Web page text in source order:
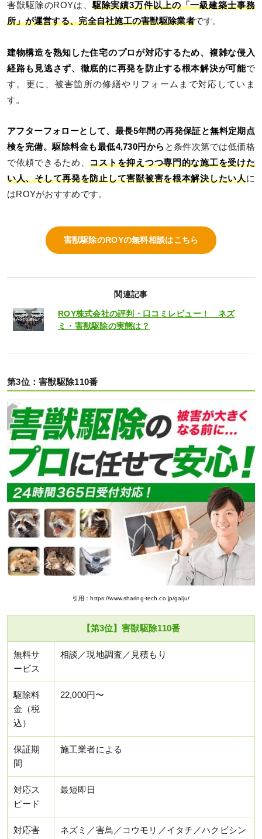
害獣駆除のROYは、駆除実績3万件以上の「一級建築士事務
所」が運営する、完全自社施工の害獣駆除業者です。
建物構造を熟知した住宅のプロが対応するため、複雑な侵入
経路も見逃さず、徹底的に再発を防止する根本解決が可能で
す。更に、被害箇所の修繕やリフォームまで対応していま
す。
アフターフォローとして、最長5年間の再発保証と無料定期点
検を完備。駆除料金も最低4,730円から と条件次第では低価格
で依頼できるため、コストを抑えつつ専門的な施工を受けた
い人、そして再発を防止して害獣被害を根本解決したい人に
はROYがおすすめです。
害獣駆除のROYの無料相談はこちら
関連記事
ROY株式会社の評判・口コミレビュー！ ネズ
ミ・害獣駆除の実態は？
第3位：害獣駆除110番
引用：https://www.sharing-tech.co.jp/gaiju/
【第3位】害獣駆除110番
無料サ
ービス
相談／現地調査／見積もり
駆除料
金（税
込）
22,000円〜
保証期
間
施工業者による
対応ス
ピード
最短即日
対応害
ネズミ／害鳥／コウモリ／イタチ／ハクビシン